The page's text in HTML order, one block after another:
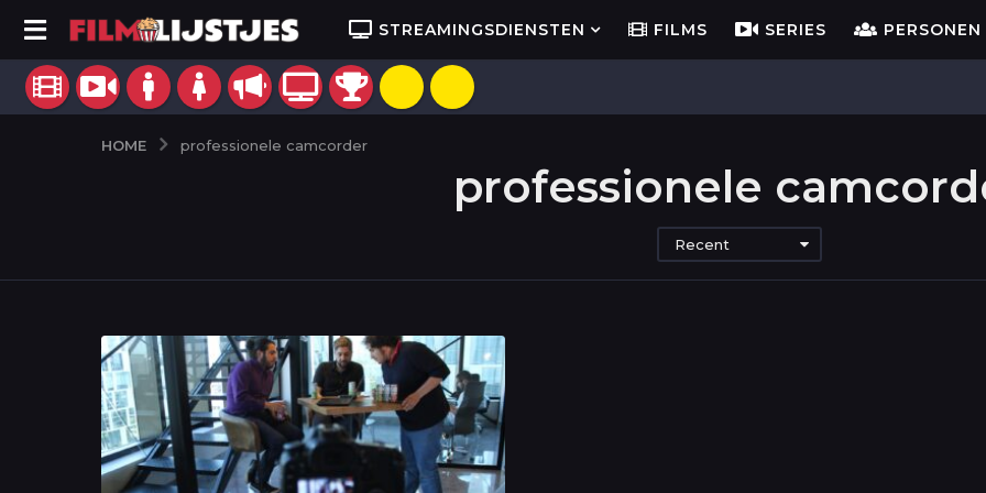
STREAMINGSDIENSTEN FILMS SERIES PERSONEN
HOME professionele camcorder
professionele
Recent